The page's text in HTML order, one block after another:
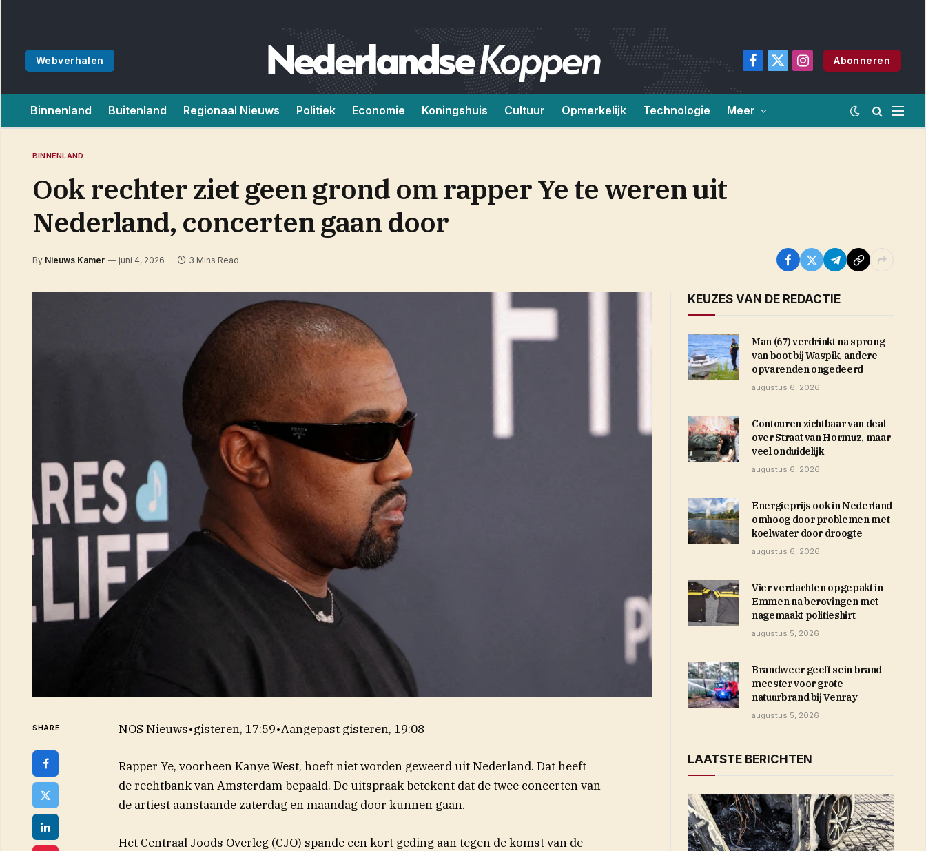
Webverhalen
Facebook
X
Instagram
Abonneren
Binnenland Buitenland Regionaal Nieuws Politiek Economie Koningshuis Cultuur Opmerkelijk Technologie Meer
BINNENLAND
Ook rechter ziet geen grond om rapper Ye te weren uit
Nederland, concerten gaan door
By Nieuws Kamer juni 4, 2026 3 Mins Read
SHARE NOS Nieuws•gisteren, 17:59•Aangepast gisteren, 19:08
Rapper Ye, voorheen Kanye West, hoeft niet worden geweerd uit Nederland. Dat heeft
de rechtbank van Amsterdam bepaald. De uitspraak betekent dat de twee concerten van
de artiest aanstaande zaterdag en maandag door kunnen gaan.
Het Centraal Joods Overleg (CJO) spande een kort geding aan tegen de komst van de
KEUZES VAN DE REDACTIE
Man (67) verdrinkt na sprong
van boot bij Waspik, andere
opvarenden ongedeerd
augustus 6, 2026
Contouren zichtbaar van deal
over Straat van Hormuz, maar
veel onduidelijk
augustus 6, 2026
Energieprijs ook in Nederland
omhoog door problemen met
koelwater door droogte
augustus 6, 2026
Vier verdachten opgepakt in
Emmen na berovingen met
nagemaakt politieshirt
augustus 5, 2026
Brandweer geeft sein brand
meester voor grote
natuurbrand bij Venray
augustus 5, 2026
LAATSTE BERICHTEN